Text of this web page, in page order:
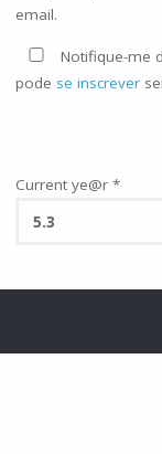
email.
Notifique-me
pode se inscrever
Current ye@r *